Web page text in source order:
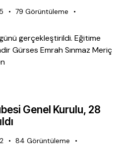
79 Görüntüleme
gerçekleştirildi. Eğitime
Gürses Emrah Sınmaz Meriç
Genel Kurulu, 28
84 Görüntüleme